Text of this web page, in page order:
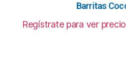
Barritas
Regístrate para ver